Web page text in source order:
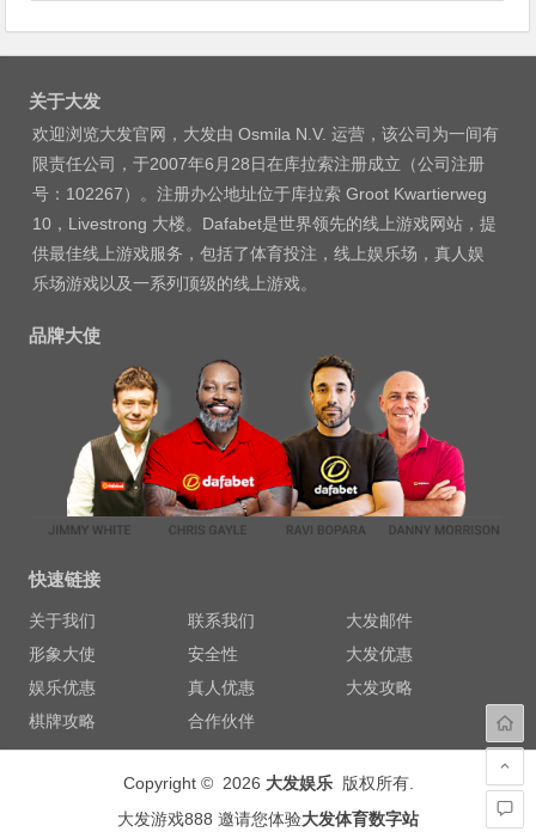
关于大发
欢迎浏览大发官网，大发由 Osmila N.V. 运营，该公司为一间有
限责任公司，于2007年6月28日在库拉索注册成立（公司注册
号：102267）。注册办公地址位于库拉索 Groot Kwartierweg
10，Livestrong 大楼。Dafabet是世界领先的线上游戏网站，提
供最佳线上游戏服务，包括了体育投注，线上娱乐场，真人娱
乐场游戏以及一系列顶级的线上游戏。
品牌大使
快速链接
关于我们 联系我们
大发邮件
形象大使
安全性
大发优惠
娱乐优惠
真人优惠
大发攻略
棋牌攻略
合作伙伴
Copyright © 2026 大发娱乐版权所有.
大发游戏888 邀请您体验大发体育数字站